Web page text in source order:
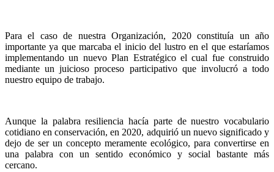
Para el caso de nuestra Organización, 2020 constituía un año
importante ya que marcaba el inicio del lustro en el que estaríamos
implementando un nuevo Plan Estratégico el cual fue construido
mediante un juicioso proceso participativo que involucró a todo
nuestro equipo de trabajo.
Aunque la palabra resiliencia hacía parte de nuestro vocabulario
cotidiano en conservación, en 2020, adquirió un nuevo significado y
dejo de ser un concepto meramente ecológico, para convertirse en
una palabra con un sentido económico y social bastante más
cercano.